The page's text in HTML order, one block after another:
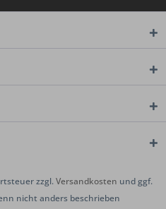
zzgl.Versandkosten und ggf.
nicht anders beschrieben